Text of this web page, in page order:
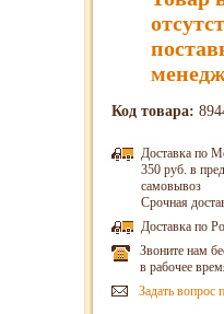
Код товара:
Доставка по
350 руб. в
самовывоз
Срочная
Доставка по
Звоните нам
в рабочее
Задать вопрос